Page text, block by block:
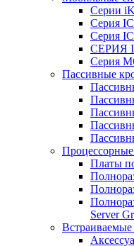
Серии
Серия
Серия
СЕРИЯ
Серия
Пассивные
Платы
Server